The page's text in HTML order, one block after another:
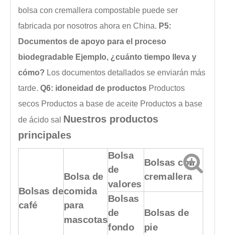
bolsa con cremallera compostable puede ser
fabricada por nosotros ahora en China. P5:
Documentos de apoyo para el proceso
biodegradable Ejemplo, ¿cuánto tiempo lleva y
cómo? Los documentos detallados se enviarán más
tarde. Q6: idoneidad de productos Productos
secos Productos a base de aceite Productos a base
de ácido sal Nuestros productos
principales
Bolsas de
café
Bolsa de
comida
para
mascotas
Bolsa
de
valores
Bolsas con
cremallera
Bolsas
de
fondo
Bolsas de
pie